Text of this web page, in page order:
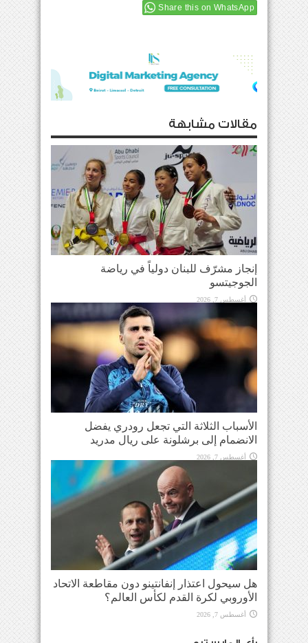
Share this on WhatsApp
مقالات مشابهة
إنجاز مشرّف للبنان دولياً في رياضة
الجوجيتسو
أغسطس 7, 2026
الأسباب الثلاثة التي تجعل رودري يفضل
الانضمام إلى برشلونة على ريال مدريد
أغسطس 7, 2026
هل سيحول اعتذار إنفانتينو دون مقاطعة الاتحاد
الأوروبي لكرة القدم لكأس العالم؟
أغسطس 7, 2026